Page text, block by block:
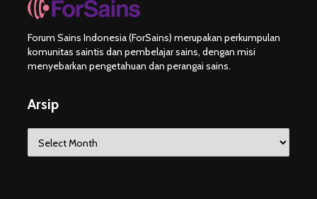
Forum Sains Indonesia (ForSains) merupakan perkumpulan
komunitas saintis dan pembelajar sains, dengan misi
menyebarkan pengetahuan dan perangai sains.
Arsip